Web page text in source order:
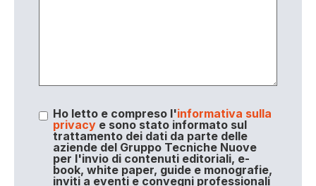
Ho letto e compreso l'informativa sulla
privacye sono stato informato sul
trattamento dei dati da parte delle
aziende del Gruppo Tecniche Nuove
per l'invio di contenuti editoriali, e-
book, white paper, guide e monografie,
inviti a eventi e convegni professionali